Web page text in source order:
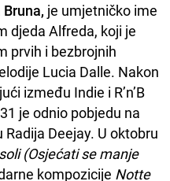
je umjetničko ime
djeda Alfreda, koji je
prvih i bezbrojnih
Lucia Dalle. Nakon
između Indie i R’n’B
je odnio pobjedu na
Deejay. U oktobru
(Osjećati se manje
kompozicije Notte